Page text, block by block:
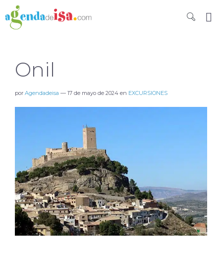
Onil
por Agendadeisa — 17 de mayo de 2024 en EXCURSIONES